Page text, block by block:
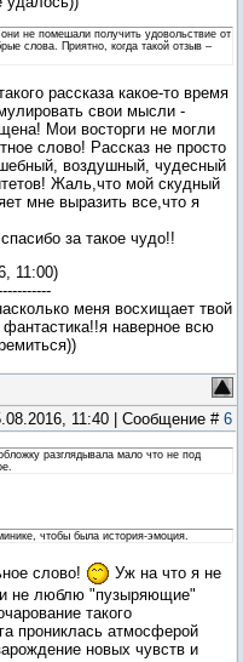
не помешали получить удовольствие от
слова. Приятно, когда такой отзыв –
рассказа какое-то время
свои мысли -
Мои восторги не могли
слово! Рассказ не просто
воздушный, чудесный
Жаль,что мой скудный
мне выразить все,что я
за такое чудо!!
11:00)
меня восхищает твой
наверное всю
11:40 | Сообщение # 6
разглядывала мало что не под
чтобы была история-эмоция.
слово!
Уж на что я не
не люблю "пузыряющие"
такого
прониклась атмосферой
новых чувств и